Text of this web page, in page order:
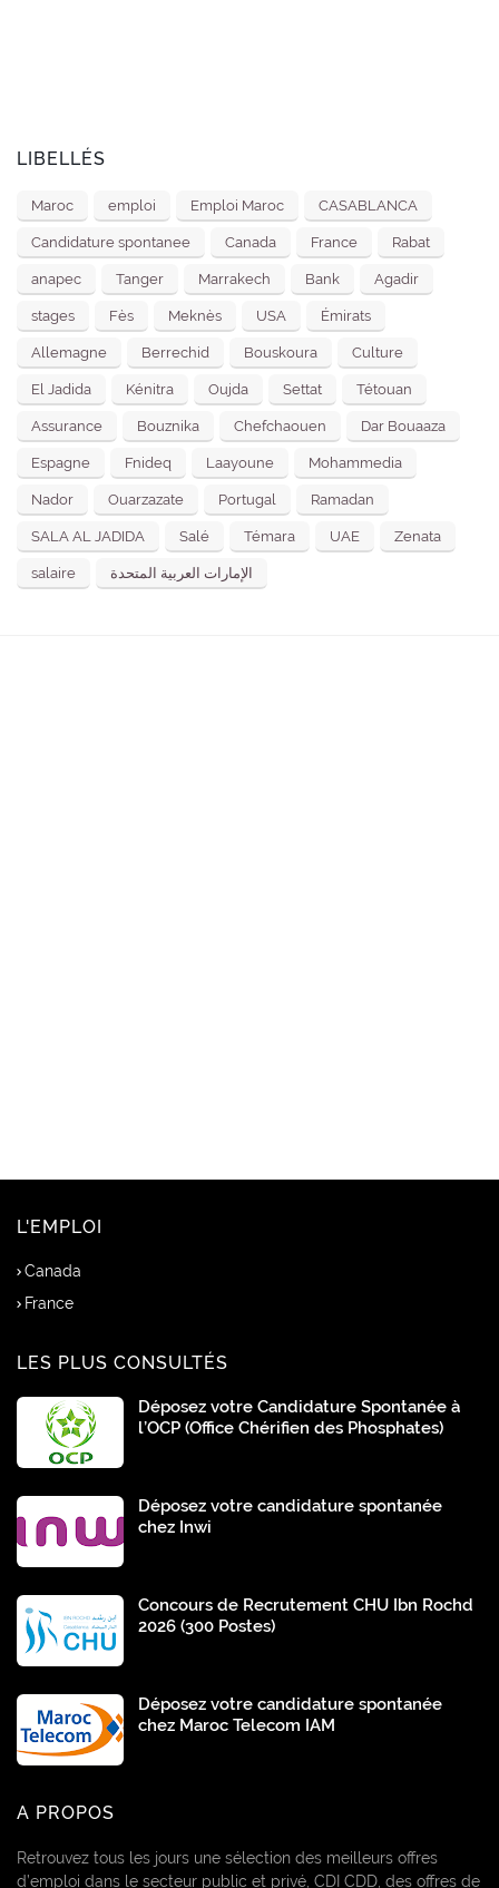
LIBELLÉS
Maroc emploi Emploi Maroc CASABLANCA
Candidature spontanee Canada France Rabat
anapec Tanger Marrakech Bank Agadir
stages Fès Meknès USA Émirats
Allemagne Berrechid Bouskoura Culture
El Jadida Kénitra Oujda Settat Tétouan
Assurance Bouznika Chefchaouen Dar Bouaaza
Espagne Fnideq Laayoune Mohammedia
Nador Ouarzazate Portugal Ramadan
SALA AL JADIDA Salé Témara UAE Zenata
salaire الإمارات العربية المتحدة
L'EMPLOI
Canada
France
LES PLUS CONSULTÉS
Déposez votre Candidature Spontanée à
l’OCP (Office Chérifien des Phosphates)
Déposez votre candidature spontanée
chez Inwi
Concours de Recrutement CHU Ibn Rochd
2026 (300 Postes)
Déposez votre candidature spontanée
chez Maroc Telecom IAM
A PROPOS
Retrouvez tous les jours une sélection des meilleurs offres
d’emploi dans le secteur public et privé, CDI CDD, des offres de